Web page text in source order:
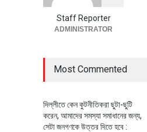
Staff Reporter
ADMINISTRATOR
Most Commented
দিল্লীতে কেন কুটনীতিকরা ছুটা-ছুটি
করেন, আমাদের সমস্যা সমাধানের জন্য,
সেটা জনগণকে উত্তর দিতে হবে :